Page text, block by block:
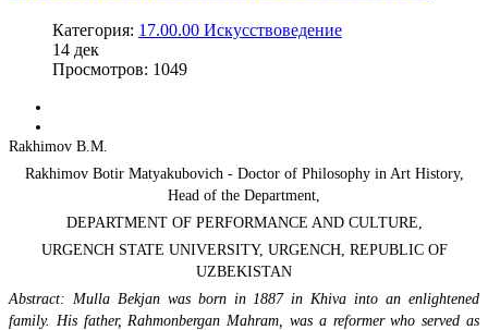
Категория: 17.00.00 Искусствоведение
14 дек
Просмотров: 1049
Rakhimov B.М.
Rakhimov Botir Matyakubovich - Doctor of Philosophy in Art History,
Head of the Department,
DEPARTMENT OF PERFORMANCE AND CULTURE,
URGENCH STATE UNIVERSITY, URGENCH, REPUBLIC OF
UZBEKISTAN
Abstract: Mulla Bekjan was born in 1887 in Khiva into an enlightened
family. His father, Rahmonbergan Mahram, was a reformer who served as